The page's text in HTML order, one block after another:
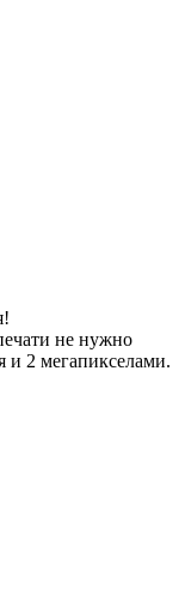
не нужно
и 2 мегапикселами.